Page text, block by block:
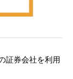
証券会社を利用